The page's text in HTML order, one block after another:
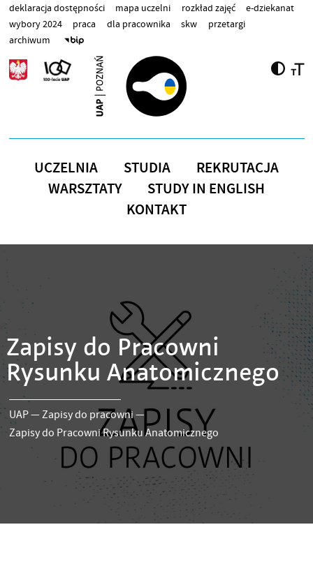
Przejdź do treści
deklaracja dostępności mapa uczelni rozkład zajęć
e-dziekanat
wybory 2024
praca dla pracownika skw
przetargi
archiwum
UCZELNIA STUDIA
REKRUTACJA
WARSZTATY
STUDY IN ENGLISH
KONTAKT
Zapisy do Pracowni
Rysunku Anatomicznego
UAP—Zapisy do pracowni—
Zapisy do Pracowni Rysunku Anatomicznego